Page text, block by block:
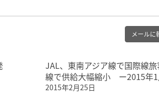
メールに
JAL、東南アジア線で国際線
線で供給大幅縮小 ー2015年
2015年2月25日